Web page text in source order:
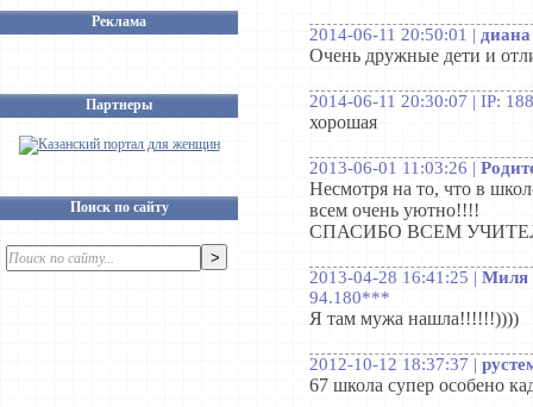
Реклама
Партнеры
Поиск по сайту
2014-06-11 20:50:01 | диана
Очень дружные дети и
2014-06-11 20:30:07 | IP:
хорошая
2013-06-01 11:03:26 |
Несмотря на то, что в
всем очень уютно!!!!
СПАСИБО ВСЕМ
2013-04-28 16:41:25 | Миля
94.180***
Я там мужа нашла!!!!!!))))
2012-10-12 18:37:37 |
67 школа супер особено